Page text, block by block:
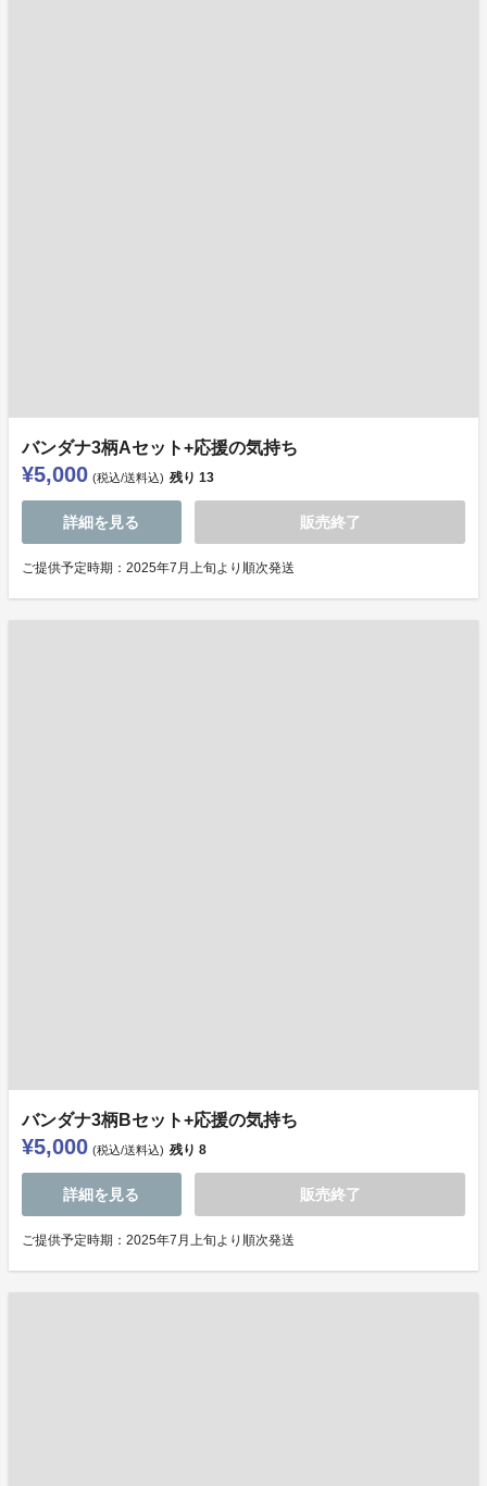
バンダナ3柄Aセット+応援の気持ち
¥5,000 (税込/送料込) 残り 13
詳細を見る 販売終了
ご提供予定時期：2025年7月上旬より順次発送
バンダナ3柄Bセット+応援の気持ち
¥5,000 (税込/送料込) 残り 8
詳細を見る 販売終了
ご提供予定時期：2025年7月上旬より順次発送